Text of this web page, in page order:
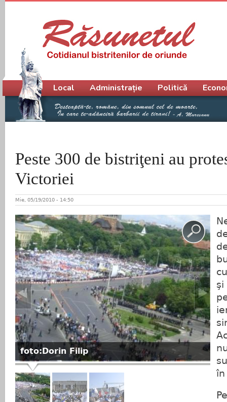
Peste 300 de bistriţeni au
Victoriei
Mie, 05/19/2010 - 14:50
foto:Dorin Filip
şi
în
Meniu principal
Local Administrație Politică